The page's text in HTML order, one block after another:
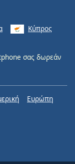
Κύπρος
σας δωρεάν
Ευρώπη